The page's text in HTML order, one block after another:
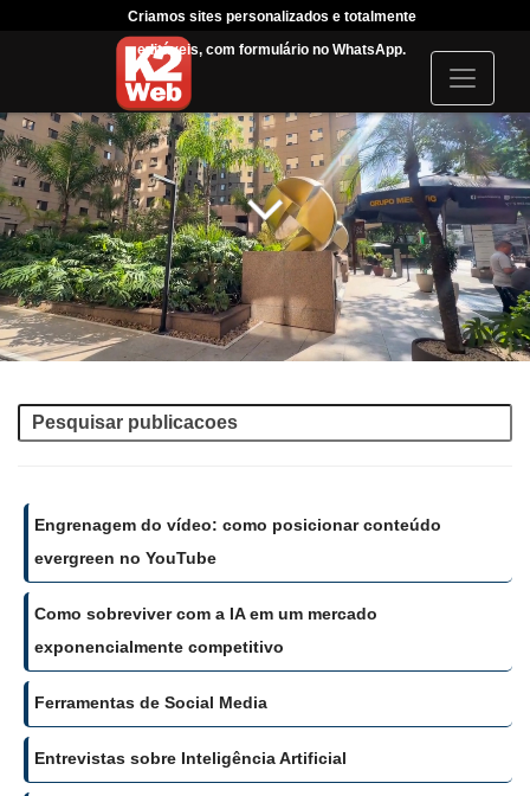
Criamos sites personalizados e totalmente
editáveis, com formulário no WhatsApp.
acompanhar
I
c
o
n
Engrenagem do vídeo: como posicionar conteúdo
evergreen no YouTube
Como sobreviver com a IA em um mercado
exponencialmente competitivo
Ferramentas de Social Media
Entrevistas sobre Inteligência Artificial